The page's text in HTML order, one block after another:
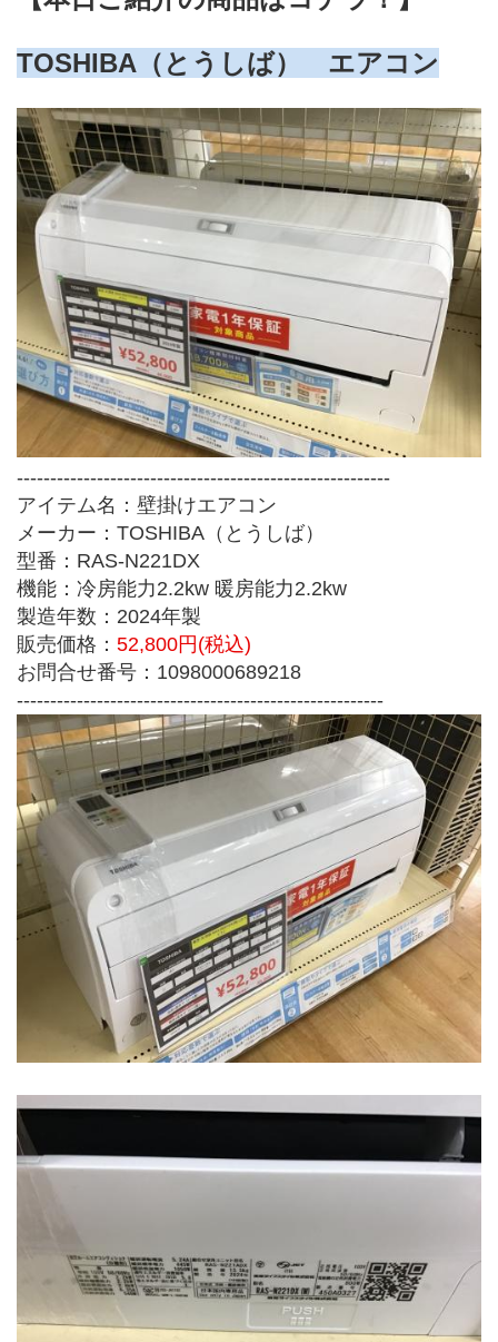
TOSHIBA（とうしば）　エアコン
--------------------------------------------------------
アイテム名：壁掛けエアコン
メーカー：TOSHIBA（とうしば）
型番：RAS-N221DX
機能：冷房能力2.2kw 暖房能力2.2kw
製造年数：2024年製
販売価格： 52,800円(税込)
お問合せ番号：1098000689218
-------------------------------------------------------